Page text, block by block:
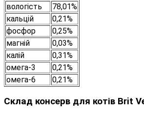
вологість
78,01%
кальцій
0,21%
фосфор
0,25%
магній
0,03%
калій
0,31%
омега-3
0,21%
омега-6
0,21%
Склад консерв для котів Brit